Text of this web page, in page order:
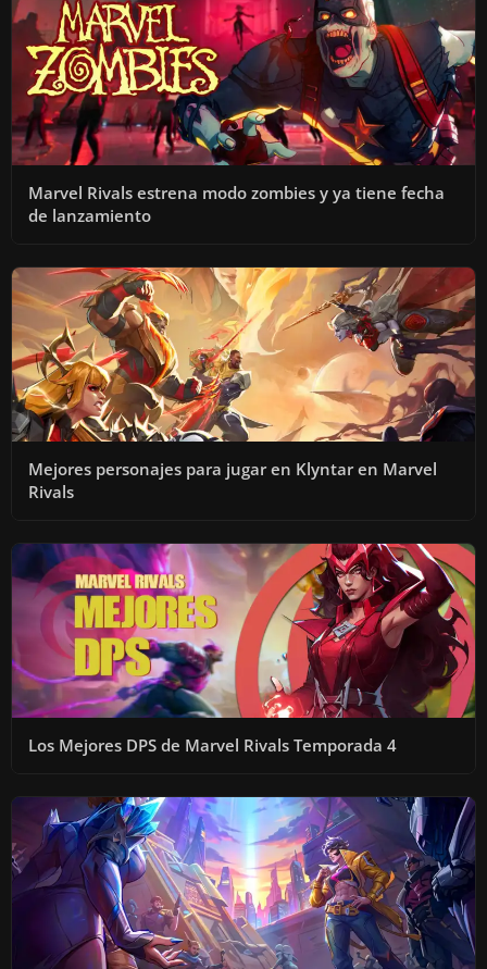
Marvel Rivals estrena modo zombies y ya tiene fecha
de lanzamiento
Mejores personajes para jugar en Klyntar en Marvel
Rivals
Los Mejores DPS de Marvel Rivals Temporada 4